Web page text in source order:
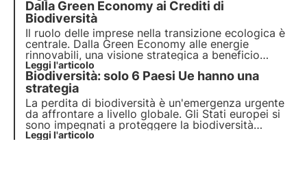
futuro più sostenibile e come 3Bee si inserisce in
questo contesto con il progetto Oasi.
Dalla Green Economy ai Crediti di
Biodiversità
Il ruolo delle imprese nella transizione ecologica è
centrale. Dalla Green Economy alle energie
rinnovabili, una visione strategica a beneficio
dell'ambiente è sempre più importante. In questo
contesto si inseriscono i crediti di biodiversità, un
nuovo fondamentale strumento per le aziende.
Leggi l'articolo
Biodiversità: solo 6 Paesi Ue hanno una
strategia
La perdita di biodiversità è un'emergenza urgente
da affrontare a livello globale. Gli Stati europei si
sono impegnati a proteggere la biodiversità
nell’ambito della Strategia UE sulla biodiversità per
Leggi l'articolo